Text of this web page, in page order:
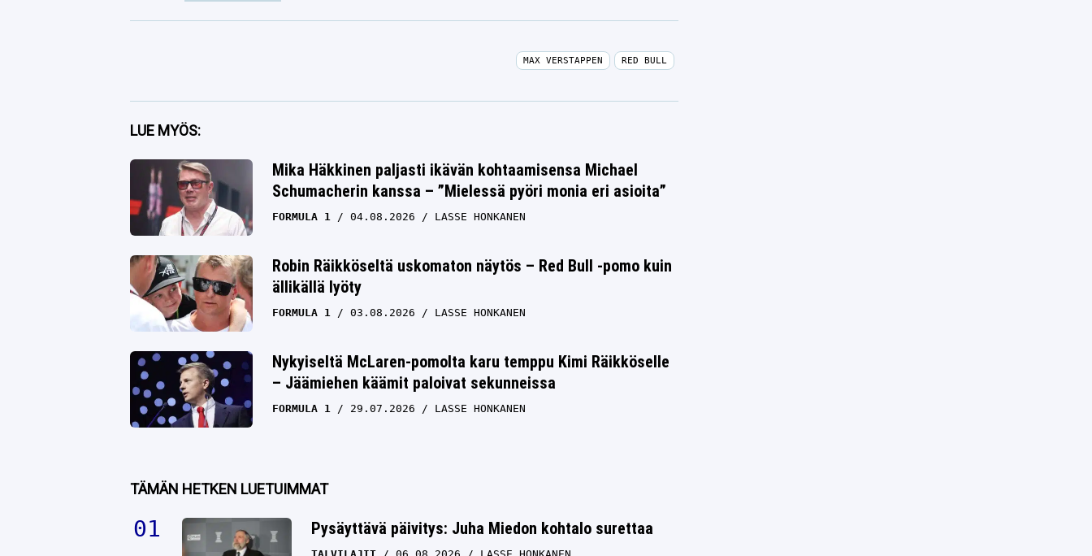
Facebook
Twitter
Whatsapp
MAX VERSTAPPEN RED BULL
LUE MYÖS:
Mika Häkkinen paljasti ikävän kohtaamisensa Michael
Schumacherin kanssa – ”Mielessä pyöri monia eri asioita”
FORMULA 1 04.08.2026 LASSE HONKANEN
Robin Räikköseltä uskomaton näytös – Red Bull -pomo kuin
ällikällä lyöty
FORMULA 1 03.08.2026 LASSE HONKANEN
Nykyiseltä McLaren-pomolta karu temppu Kimi Räikköselle
– Jäämiehen käämit paloivat sekunneissa
FORMULA 1 29.07.2026 LASSE HONKANEN
TÄMÄN HETKEN LUETUIMMAT
Pysäyttävä päivitys: Juha Miedon kohtalo surettaa